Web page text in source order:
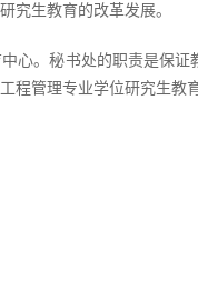
究生教育的改革发展。
心。秘书处的职责是保
程管理专业学位研究生教